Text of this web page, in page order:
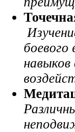
боевого